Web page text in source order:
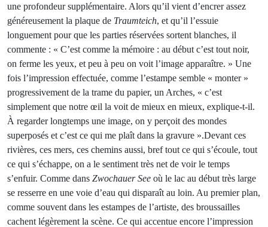
une profondeur supplémentaire. Alors qu’il vient d’encrer assez
généreusement la plaque de Traumteich, et qu’il l’essuie
longuement pour que les parties réservées sortent blanches, il
commente : « C’est comme la mémoire : au début c’est tout noir,
on ferme les yeux, et peu à peu on voit l’image apparaître. » Une
fois l’impression effectuée, comme l’estampe semble « monter »
progressivement de la trame du papier, un Arches, « c’est
simplement que notre œil la voit de mieux en mieux, explique-t-il.
À regarder longtemps une image, on y perçoit des mondes
superposés et c’est ce qui me plaît dans la gravure ».Devant ces
rivières, ces mers, ces chemins aussi, bref tout ce qui s’écoule, tout
ce qui s’échappe, on a le sentiment très net de voir le temps
s’enfuir. Comme dans ZwochauerSee où le lac au début très large
se resserre en une voie d’eau qui disparaît au loin. Au premier plan,
comme souvent dans les estampes de l’artiste, des broussailles
cachent légèrement la scène. Ce qui accentue encore l’impression